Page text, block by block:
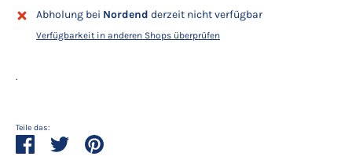
Abholung bei Nordend derzeit nicht verfügbar
Verfügbarkeit in anderen Shops überprüfen
.
Teile das:
Teilen TwitternPinnen